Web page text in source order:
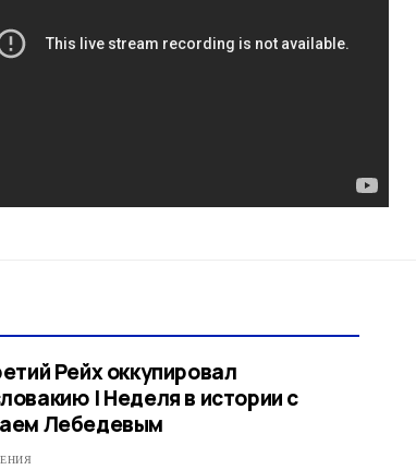
Рейх оккупировал
| Неделя в истории с
Лебедевым